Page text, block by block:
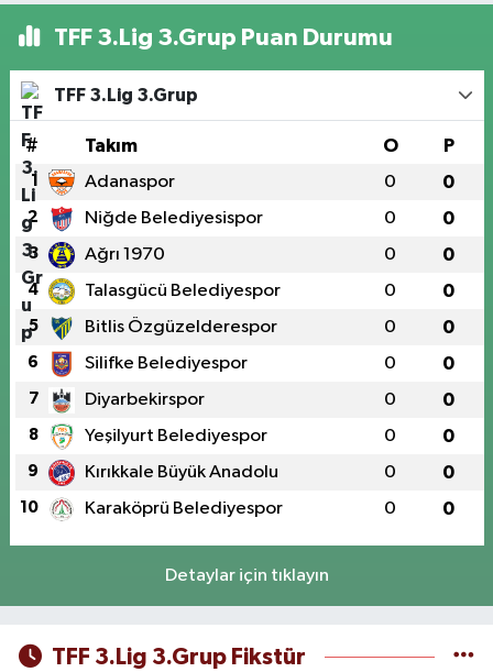
TFF 3.Lig 3.Grup Puan Durumu
TFF 3.Lig 3.Grup
# Takım O P
1 Adanaspor 0 0
2 Niğde Belediyesispor 0 0
3 Ağrı 1970 0 0
4 Talasgücü Belediyespor 0 0
5 Bitlis Özgüzelderespor 0 0
6 Silifke Belediyespor 0 0
7 Diyarbekirspor 0 0
8 Yeşilyurt Belediyespor 0 0
9 Kırıkkale Büyük Anadolu 0 0
10 Karaköprü Belediyespor 0 0
Detaylar için tıklayın
TFF 3.Lig 3.Grup Fikstür